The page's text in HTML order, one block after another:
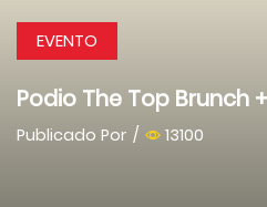
EVENTO
Podio The Top Brunch
Publicado Por / 13100